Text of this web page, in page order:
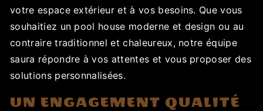
votre espace extérieur et à vos besoins. Que vous
souhaitiez un pool house moderne et design ou au
contraire traditionnel et chaleureux, notre équipe
saura répondre à vos attentes et vous proposer des
solutions personnalisées.
UN ENGAGEMENT QUALITÉ